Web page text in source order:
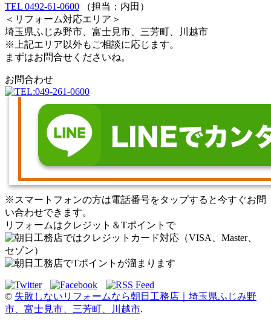
TEL 0492-61-0600 （担当：内田）
＜リフォーム対応エリア＞
埼玉県ふじみ野市、富士見市、三芳町、川越市
※上記エリア以外もご相談に応じます。
まずはお問合せくださいね。
お問合わせ
※スマートフォンの方は電話番号をタップすると今すぐお問
い合わせできます。
リフォームはクレジット＆Tポイントで
© 失敗しないリフォームなら朝日工務店｜埼玉県ふじみ野
市、富士見市、三芳町、川越市.